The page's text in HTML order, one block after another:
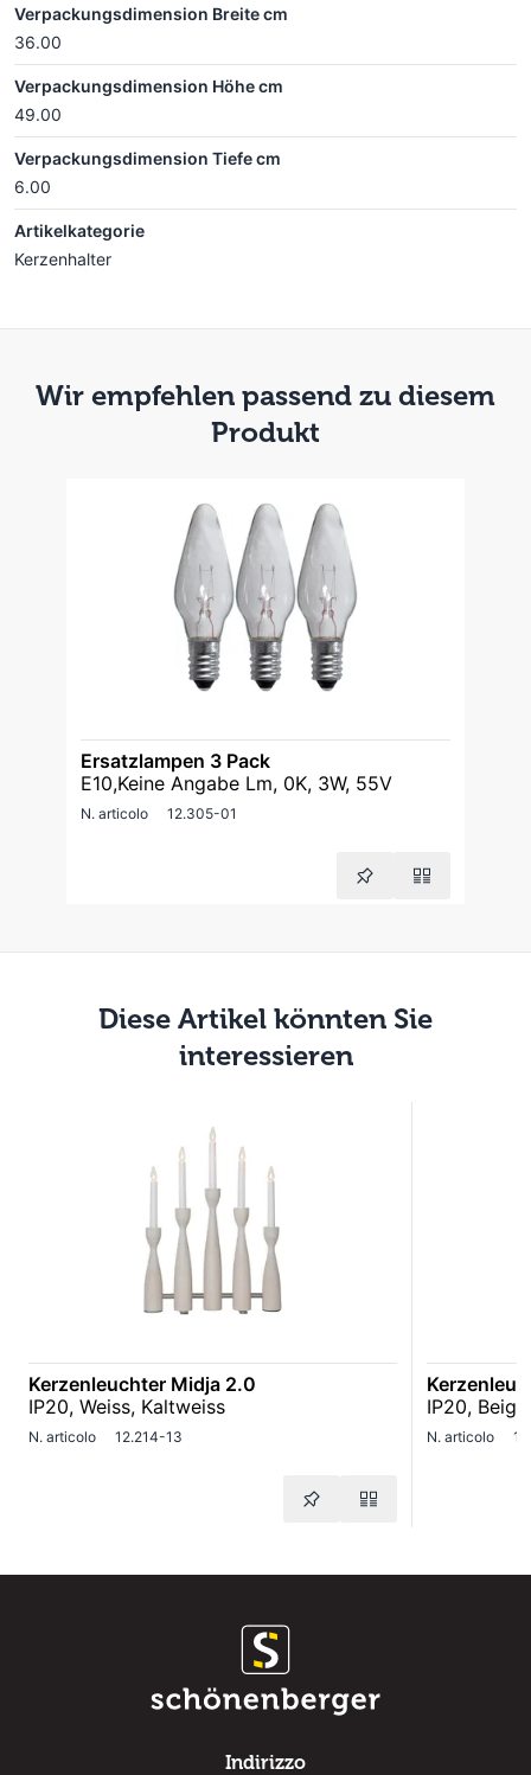
Verpackungsdimension Breite cm
36.00
Verpackungsdimension Höhe cm
49.00
Verpackungsdimension Tiefe cm
6.00
Artikelkategorie
Kerzenhalter
Wir empfehlen passend zu diesem
Produkt
Ersatzlampen 3 Pack
E10,Keine Angabe Lm, 0K, 3W, 55V
N. articolo 12.305-01
Diese Artikel könnten Sie
interessieren
Kerzenleuchter Midja 2.0
IP20, Weiss, Kaltweiss
N. articolo 12.214-13
IP20,
N. articolo
Indirizzo